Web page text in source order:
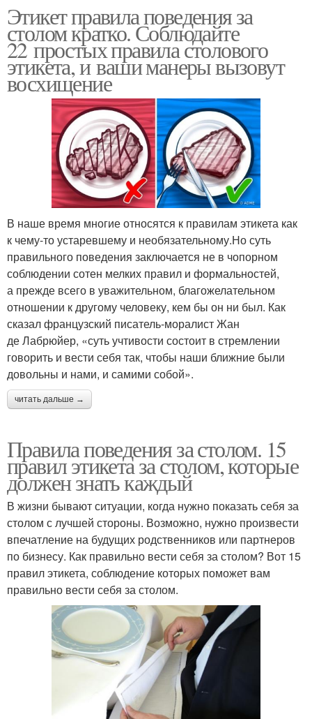
Этикет правила поведения за
столом кратко. Соблюдайте
22 простых правила столового
этикета, и ваши манеры вызовут
восхищение
В наше время многие относятся к правилам этикета как
к чему-то устаревшему и необязательному.Но суть
правильного поведения заключается не в чопорном
соблюдении сотен мелких правил и формальностей,
а прежде всего в уважительном, благожелательном
отношении к другому человеку, кем бы он ни был. Как
сказал французский писатель-моралист Жан
де Лабрюйер, «суть учтивости состоит в стремлении
говорить и вести себя так, чтобы наши ближние были
довольны и нами, и самими собой».
читать дальше →
Правила поведения за столом. 15
правил этикета за столом, которые
должен знать каждый
В жизни бывают ситуации, когда нужно показать себя за
столом с лучшей стороны. Возможно, нужно произвести
впечатление на будущих родственников или партнеров
по бизнесу. Как правильно вести себя за столом? Вот 15
правил этикета, соблюдение которых поможет вам
правильно вести себя за столом.